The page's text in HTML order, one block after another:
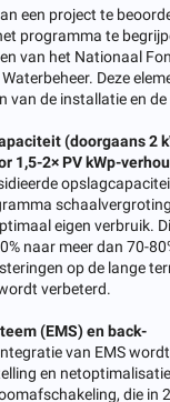
een project te
programma te
van het Nationaal
Deze
van de installatie en
(doorgaans 2
1,5-2× PV kWp-
eigen verbruik.
naar meer dan 70-
op de lange
verbeterd.
(EMS) en back-
van EMS
en
die in